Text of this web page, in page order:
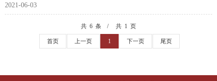
2021-06-03
共 6 条
首页 上一页 1 下一页 尾页
共 1 页